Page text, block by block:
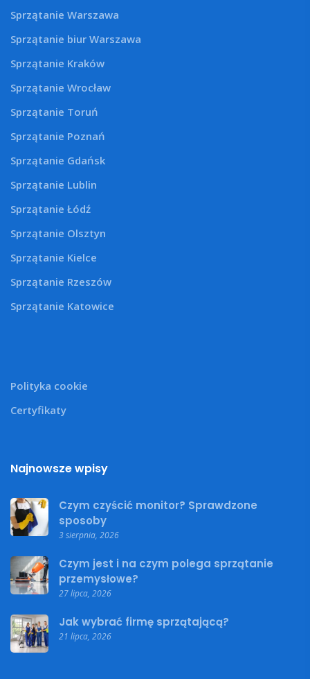
Sprzątanie Warszawa
Sprzątanie biur Warszawa
Sprzątanie Kraków
Sprzątanie Wrocław
Sprzątanie Toruń
Sprzątanie Poznań
Sprzątanie Gdańsk
Sprzątanie Lublin
Sprzątanie Łódź
Sprzątanie Olsztyn
Sprzątanie Kielce
Sprzątanie Rzeszów
Sprzątanie Katowice
Polityka cookie
Certyfikaty
Najnowsze wpisy
Czym czyścić monitor? Sprawdzone
sposoby
3 sierpnia, 2026
Czym jest i na czym polega sprzątanie
przemysłowe?
27 lipca, 2026
Jak wybrać firmę sprzątającą?
21 lipca, 2026